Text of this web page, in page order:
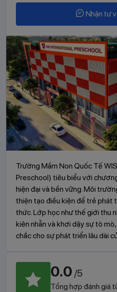
Nhận tư
Trường Mầm Non Quốc Tế
Preschool) tiêu biểu với
hiện đại và bền vững. Môi
thiện tạo điều kiện để trẻ phát
thức. Lớp học như thế giới thu
kiên nhẫn và khơi dậy sự tò
chắc cho sự phát triển lâu dài
0.0 /5
Tổng hợp đánh giá